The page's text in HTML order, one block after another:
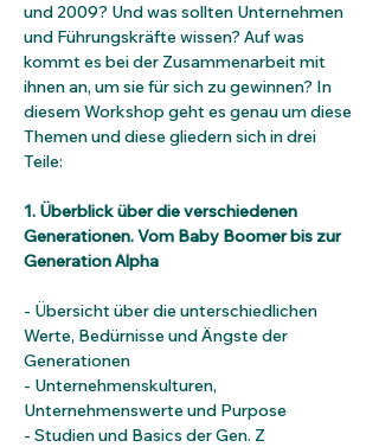
und 2009? Und was sollten Unternehmen
und Führungskräfte wissen? Auf was
kommt es bei der Zusammenarbeit mit
ihnen an, um sie für sich zu gewinnen? In
diesem Workshop geht es genau um diese
Themen und diese gliedern sich in drei
Teile:
1. Überblick über die verschiedenen
Generationen. Vom Baby Boomer bis zur
Generation Alpha
- Übersicht über die unterschiedlichen
Werte, Bedürnisse und Ängste der
Generationen
- Unternehmenskulturen,
Unternehmenswerte und Purpose
- Studien und Basics der Gen. Z